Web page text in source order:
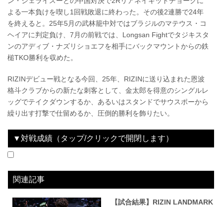
よる一本負けを喫し1回戦敗退に終わった。その後2連勝で24年
を終えると。25年5月の武林籠中対ではブラジルのマテウス・コ
ヘイアに判定負け、7月の前戦では、Longsan Fightでタジキスタ
ンのアディブ・ナズリショエフを相手にバックマウントからの鉄
槌TKO勝利を収めた。
RIZINデビュー戦となる今回、25年、RIZINに送り込まれた恩波
格斗クラブからの新たな刺客として、金太郎を得意のシングルレ
ッグでテイクダウンするか、あるいはスタンドでサウスポーから
繰り出す打撃で仕留めるか、圧倒的勝利を飾りたい。
▼対戦成績（タップ/クリックで開閉します）
関連記事
【試合結果】RIZIN LANDMARK